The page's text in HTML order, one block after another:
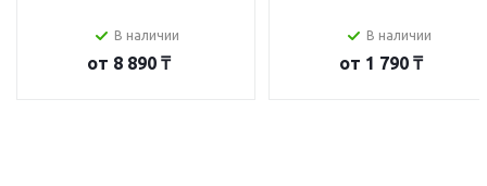
В наличии
от 8 890 ₸
В наличии
от 1 790 ₸